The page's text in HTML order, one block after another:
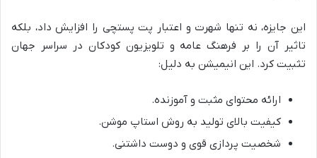
این جایزه، نه تنها شهرت و اعتبار پت پستچی را افزایش داد، بلکه
تاثیر آن را بر فرهنگ عامه و تلویزیون کودکان در سراسر جهان
تثبیت کرد. این انیمیشن به دلیل:
ارائه محتوای مثبت و آموزنده.
کیفیت بالای تولید به روش استاپ موشن.
شخصیت پردازی قوی و دوست داشتنی.